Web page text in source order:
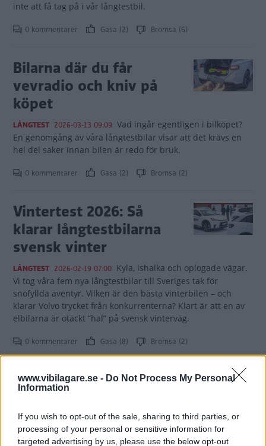
www.vibilagare.se - Do Not Process My Personal
Information
If you wish to opt-out of the sale, sharing to third parties, or
processing of your personal or sensitive information for
targeted advertising by us, please use the below opt-out
inte att få tag på i vår långtestbil.
0 kommentarer Gasa (2) Bromsa (6)
Bilarna där du får
vevradio och kniv på
köpet
LÅNGTEST 2026-03-13 09:09 Vad ingår egentligen i bilköpet?
En genomgång av våra långtestbilar visar att det krävs en
hel del saker innan bilen är redo för bruk.
0 kommentarer Gasa (2) Bromsa (2)
Vintertest 2026: Så
klarar långtestbilarna
svensk vinter
LÅNGTEST 2026-02-19 07:00 Kyla, ishalka och oplogade vägar.
Vi tog våra fem nya långtestbilar till Sveriges tak för
snöfyllda äventyr. Vilken är den bästa vinterbilen – och
klarar Volvo trycket från konkurrenterna? Klart är att en av
elbilarna är otäckt ”hal” på svensk vinterväg.
0 kommentarer Gasa (8) Bromsa (2)
Citroën C3 Aircross:
Golvet som slukar
prylar
LÅNGTEST 2026-02-06 10:10
Bagageutrymmet i vår Citroën C3